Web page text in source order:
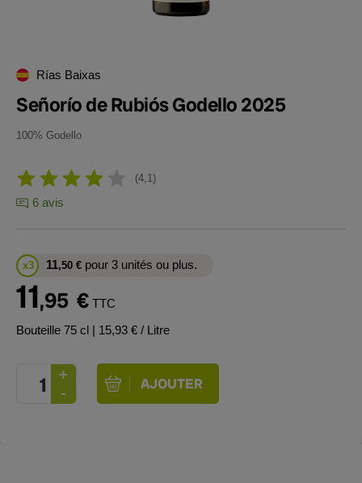
Rías Baixas
Señorío de Rubiós Godello 2025
100% Godello
4,1
6 avis
x3 11,50 € pour 3 unités ou plus.
11,95 € TTC
Bouteille 75 cl | 15,93 € / Litre